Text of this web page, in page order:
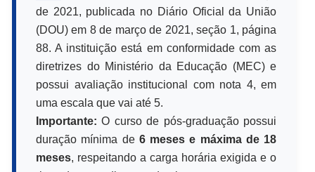
de 2021, publicada no Diário Oficial da União
(DOU) em 8 de março de 2021, seção 1, página
88. A instituição está em conformidade com as
diretrizes do Ministério da Educação (MEC) e
possui avaliação institucional com nota 4, em
uma escala que vai até 5.
Importante: O curso de pós-graduação possui
duração mínima de 6 meses e máxima de 18
meses, respeitando a carga horária exigida e o